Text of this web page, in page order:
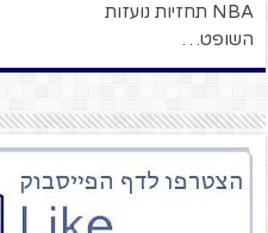
NBA תחזיות נועזות
השופט…